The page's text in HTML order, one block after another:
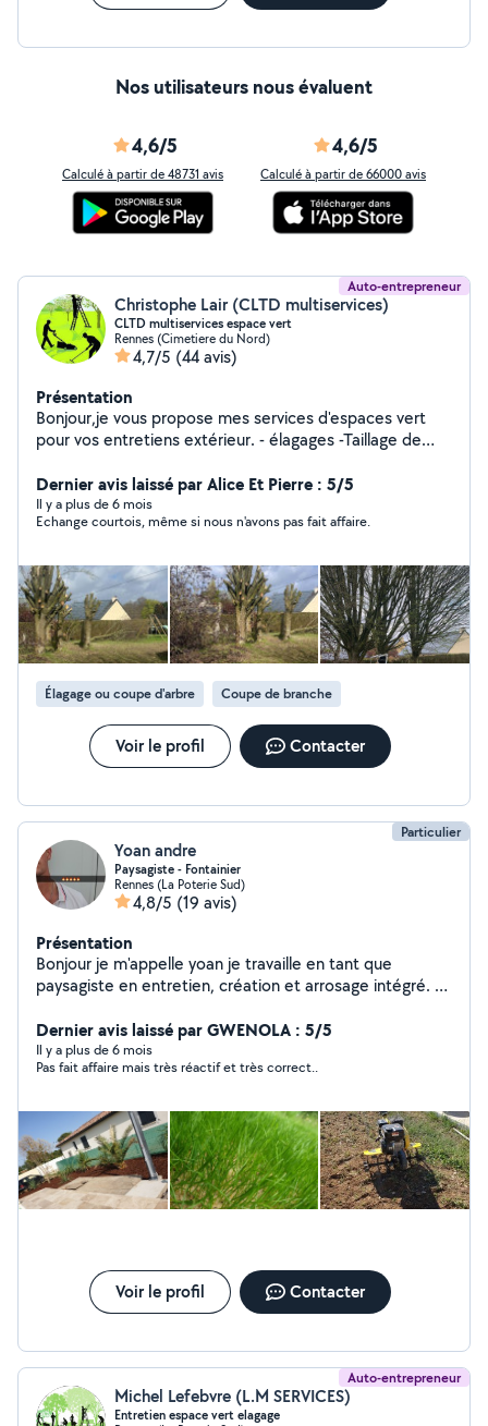
Nos utilisateurs nous évaluent
4,6/5
Calculé à partir de 48731 avis
4,6/5
Calculé à partir de 66000 avis
Auto-entrepreneur
Christophe Lair (CLTD multiservices)
CLTD multiservices espace vert
Rennes (Cimetiere du Nord)
4,7/5 (44 avis)
Présentation
Bonjour,je vous propose mes services d'espaces vert
pour vos entretiens extérieur. - élagages -Taillage de
-évacuation des encombrants Multiservices -
Nettoyage,terrasses,murets, dalles ou autre Devis
gratuit A bientôt
Dernier avis laissé par Alice Et Pierre : 5/5
Il y a plus de 6 mois
Echange courtois, même si nous n'avons pas fait affaire.
Élagage ou coupe d'arbre Coupe de branche
Voir le profil Contacter
Particulier
Yoan andre
Paysagiste - Fontainier
Rennes (La Poterie Sud)
4,8/5 (19 avis)
Présentation
Bonjour je m'appelle yoan je travaille en tant que
paysagiste en entretien, création et arrosage intégré. Je
Dernier avis laissé par GWENOLA : 5/5
Il y a plus de 6 mois
Pas fait affaire mais très réactif et très correct..
Voir le profil Contacter
Auto-entrepreneur
Michel Lefebvre (L.M SERVICES)
Entretien espace vert elagage